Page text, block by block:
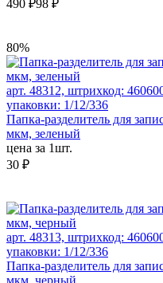
490 ₽98 ₽
80%
арт. 48312, штрихкод:
упаковки: 1/12/336
Папка-разделитель для
мкм, зеленый
цена за 1шт.
30 ₽
арт. 48313, штрихкод:
упаковки: 1/12/336
Папка-разделитель для